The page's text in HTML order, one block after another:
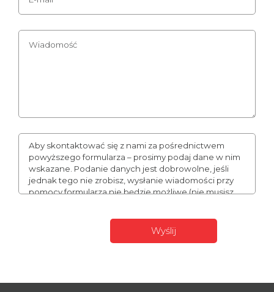
Aby skontaktować się z nami za pośrednictwem
powyższego formularza – prosimy podaj dane w nim
wskazane. Podanie danych jest dobrowolne, jeśli
jednak tego nie zrobisz, wysłanie wiadomości przy
pomocy formularza nie będzie możliwe (nie musisz
dane mogą stanowić Twoje dane osobowe. W takim
wypadku administratorem Twoich danych